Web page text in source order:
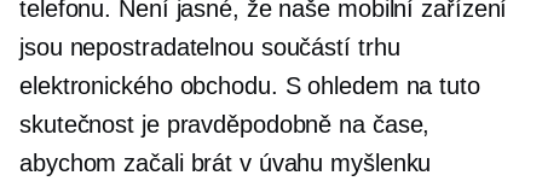
telefonu. Není jasné, že naše mobilní zařízení
jsou nepostradatelnou součástí trhu
elektronického obchodu. S ohledem na tuto
skutečnost je pravděpodobně na čase,
abychom začali brát v úvahu myšlenku